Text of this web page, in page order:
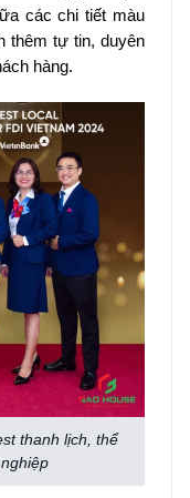
các chi tiết màu
thêm tự tin, duyên
hàng.
thanh lịch, thể